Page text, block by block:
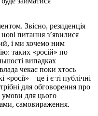
Звісно, резиденція
питання з’явилися
і ми хочемо ним
таких «росій» по
випадках
чекає поки хтось
– це і є ті публічні
для обговорення про
для цього
самовираження.